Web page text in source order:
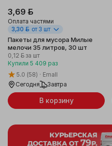
3,69 ƃ
Оплата частями
3,30 ƃ от 3 шт
Пакеты для мусора Милые
мелочи 35 литров, 30 шт
0,12 ƃ за шт
Купили 5 409 раз
5.0 (58)
Emall
Сегодня
Завтра
В корзину